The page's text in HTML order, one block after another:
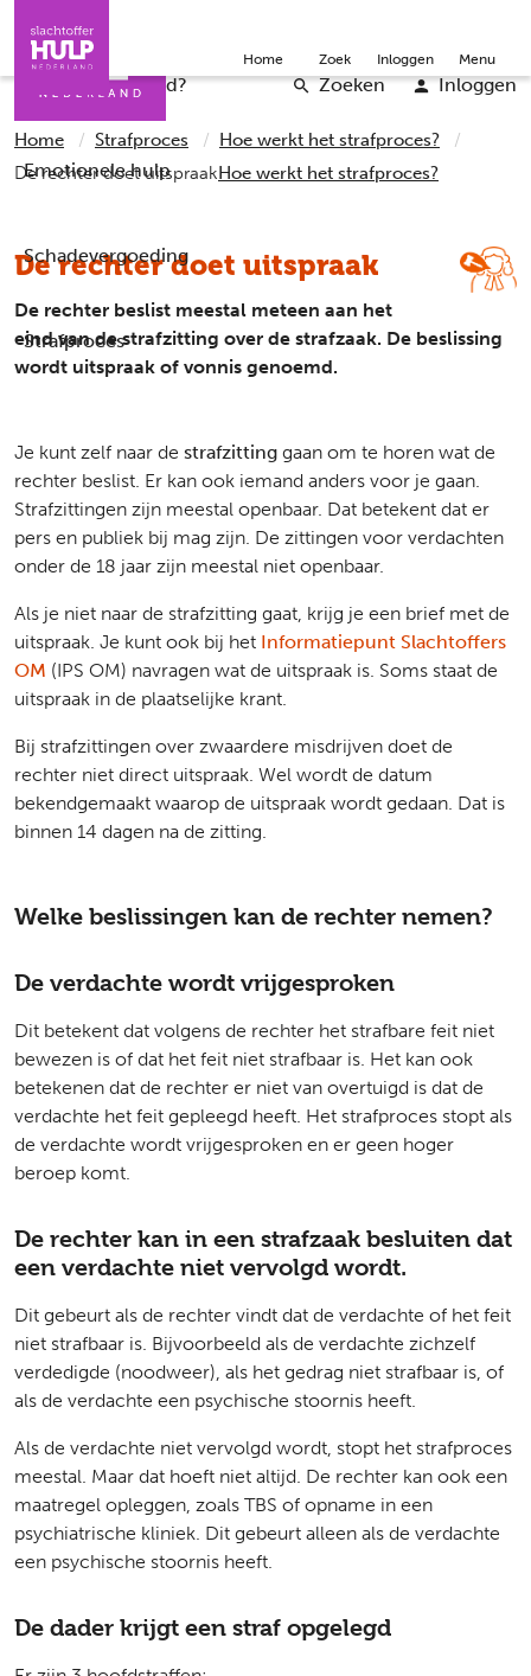
Iemand helpen Word vrijwilliger English
Wat is er gebeurd?
Emotionele hulp
Schadevergoeding
Strafproces
Zoeken Inloggen
Home Zoek Inloggen Menu
Home Strafproces
Hoe werkt het strafproces?
De rechter doet uitspraakHoe werkt het strafproces?
De rechter doet uitspraak
De rechter beslist meestal meteen aan het
eind van de strafzitting over de strafzaak. De beslissing
wordt uitspraak of vonnis genoemd.
Je kunt zelf naar de strafzitting gaan om te horen wat de
rechter beslist. Er kan ook iemand anders voor je gaan.
Strafzittingen zijn meestal openbaar. Dat betekent dat er
pers en publiek bij mag zijn. De zittingen voor verdachten
onder de 18 jaar zijn meestal niet openbaar.
Als je niet naar de strafzitting gaat, krijg je een brief met de
uitspraak. Je kunt ook bij het Informatiepunt Slachtoffers
OM (IPS OM) navragen wat de uitspraak is. Soms staat de
uitspraak in de plaatselijke krant.
Bij strafzittingen over zwaardere misdrijven doet de
rechter niet direct uitspraak. Wel wordt de datum
bekendgemaakt waarop de uitspraak wordt gedaan. Dat is
binnen 14 dagen na de zitting.
Welke beslissingen kan de rechter nemen?
De verdachte wordt vrijgesproken
Dit betekent dat volgens de rechter het strafbare feit niet
bewezen is of dat het feit niet strafbaar is. Het kan ook
betekenen dat de rechter er niet van overtuigd is dat de
verdachte het feit gepleegd heeft. Het strafproces stopt als
de verdachte wordt vrijgesproken en er geen hoger
beroep komt.
De rechter kan in een strafzaak besluiten dat
een verdachte niet vervolgd wordt.
Dit gebeurt als de rechter vindt dat de verdachte of het feit
niet strafbaar is. Bijvoorbeeld als de verdachte zichzelf
verdedigde (noodweer), als het gedrag niet strafbaar is, of
als de verdachte een psychische stoornis heeft.
Als de verdachte niet vervolgd wordt, stopt het strafproces
meestal. Maar dat hoeft niet altijd. De rechter kan ook een
maatregel opleggen, zoals TBS of opname in een
psychiatrische kliniek. Dit gebeurt alleen als de verdachte
een psychische stoornis heeft.
De dader krijgt een straf opgelegd